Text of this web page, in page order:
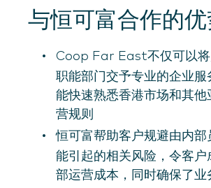
与恒可富合作的优
Coop Far East不仅可以将
职能部门交予专业的企业服
能快速熟悉香港市场和其他
营规则
恒可富帮助客户规避由内部
能引起的相关风险，令客户
部运营成本，同时确保了业